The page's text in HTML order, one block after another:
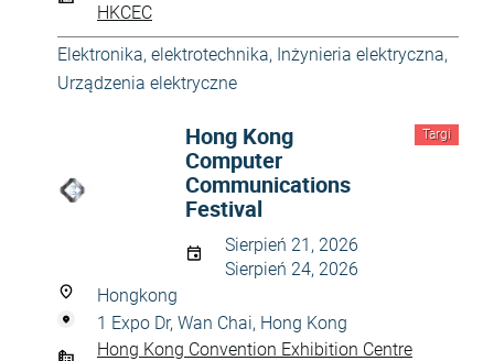
HKCEC
Elektronika, elektrotechnika, Inżynieria elektryczna,
Urządzenia elektryczne
Targi
Hong Kong
Computer
Communications
Festival
Sierpień 21, 2026
Sierpień 24, 2026
Hongkong
1 Expo Dr, Wan Chai, Hong Kong
Hong Kong Convention Exhibition Centre